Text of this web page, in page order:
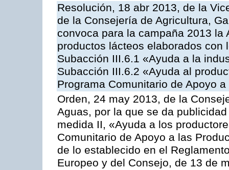
Resolución, 18 abr 2013, de la
de la Consejería de Agricultura,
convoca para la campaña 2013
productos lácteos elaborados
Subacción III.6.1 «Ayuda a la
Subacción III.6.2 «Ayuda al
Programa Comunitario de Apoyo
Orden, 24 may 2013, de la
Aguas, por la que se da
medida II, «Ayuda a los
Comunitario de Apoyo a las
de lo establecido en el
Europeo y del Consejo, de 13 de